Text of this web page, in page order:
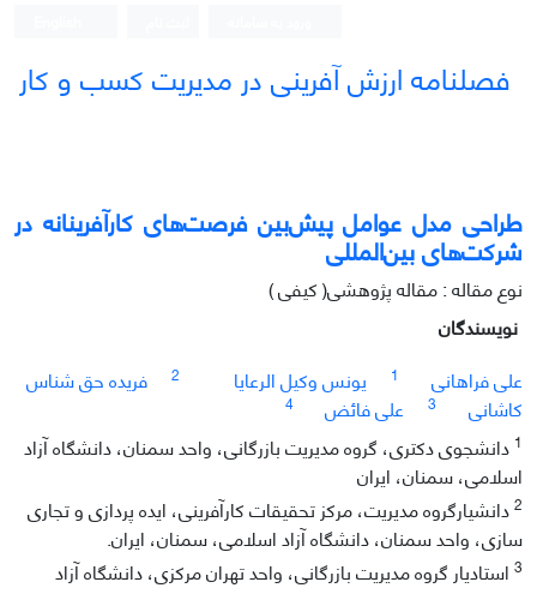
فصلنامه ارزش آفرینی در مدیریت کسب و کار
طراحی مدل عوامل پیش‌بین فرصت‌های کارآفرینانه در
شرکت‌های بین‌المللی
نوع مقاله : مقاله پژوهشی( کیفی )
نویسندگان
علی فراهانی
1 یونس وکیل الرعایا 2
فریده حق شناس
کاشانی
3 علی فائض
4
1 دانشجوی دکتری، گروه مدیریت بازرگانی، واحد سمنان، دانشگاه آزاد
اسلامی، سمنان، ایران
2دانشیارگروه مدیریت، مرکز تحقیقات کارآفرینی، ایده پردازی و تجاری
سازی، واحد سمنان، دانشگاه آزاد اسلامی، سمنان، ایران.
3 استادیار گروه مدیریت بازرگانی، واحد تهران مرکزی، دانشگاه آزاد